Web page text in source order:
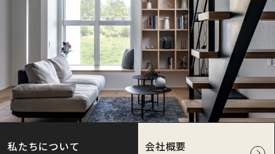
私たちについて 会社概要